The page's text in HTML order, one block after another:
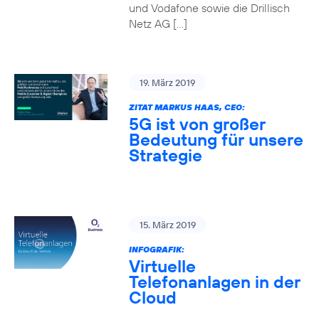
und Vodafone sowie die Drillisch
Netz AG […]
19. März 2019
ZITAT MARKUS HAAS, CEO:
5G ist von großer
Bedeutung für unsere
Strategie
15. März 2019
INFOGRAFIK:
Virtuelle
Telefonanlagen in der
Cloud